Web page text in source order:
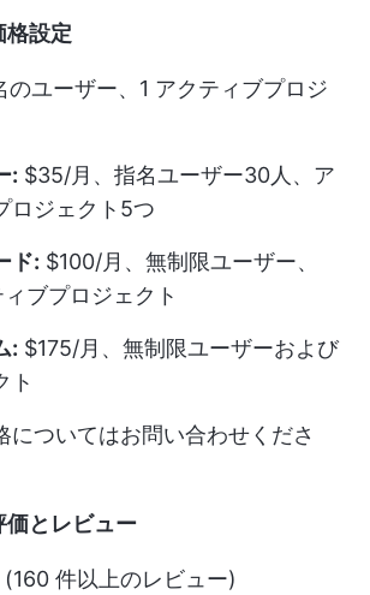
格設定
のユーザー、1 アクティブプロジ
: $35/月、指名ユーザー30人、ア
ロジェクト5つ
ド: $100/月、無制限ユーザー、
ブプロジェクト
: $175/月、無制限ユーザーおよび
ト
についてはお問い合わせくださ
価とレビュー
件以上のレビュー)